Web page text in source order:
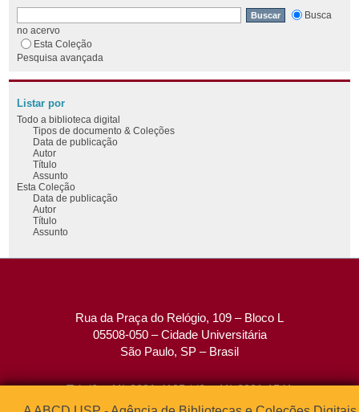
Busca
no acervo
Esta Coleção
Pesquisa avançada
Listar por
Todo a biblioteca digital
Tipos de documento & Coleções
Data de publicação
Autor
Título
Assunto
Esta Coleção
Data de publicação
Autor
Título
Assunto
Rua da Praça do Relógio, 109 – Bloco L
05508-050 – Cidade Universitária
São Paulo, SP – Brasil
Tel: (0xx11) 3091-4195 / (0xx11) 3091-1541
Fax: (0xx11) 3091-1567